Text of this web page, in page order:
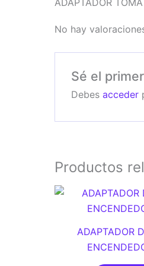
ADAPTADOR
No hay
Sé el
Debes acceder
Productos
ADAPTADOR